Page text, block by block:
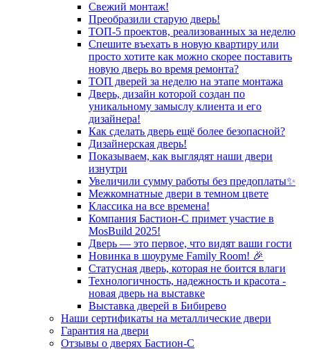
Свежий монтаж!
Преобразили старую дверь!
ТОП-5 проектов, реализованных за неделю
Спешите въехать в новую квартиру или
просто хотите как можно скорее поставить
новую дверь во время ремонта?
ТОП дверей за неделю на этапе монтажа
Дверь, дизайн которой создан по
уникальному замыслу клиента и его
дизайнера!
Как сделать дверь ещё более безопасной?
Дизайнерская дверь!
Показываем, как выглядят наши двери
изнутри
Увеличили сумму работы без предоплаты✨
Межкомнатные двери в темном цвете
Классика на все времена!
Компания Бастион-С примет участие в
MosBuild 2025!
Дверь — это первое, что видят ваши гости
Новинка в шоуруме Family Room! 🎉
Статусная дверь, которая не боится влаги
Технологичность, надежность и красота -
новая дверь на выставке
Выставка дверей в Бибирево
Наши сертификаты на металлические двери
Гарантия на двери
Отзывы о дверях Бастион-С